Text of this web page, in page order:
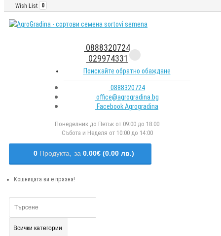
Wish List 0
0888320724
029974331
Поискайте обратно обаждане
0888320724
office@agrogradina.bg
Facebook Agrogradina
Понеделник до Петък от 09:00 до 18:00
Събота и Неделя от 10:00 до 14:00
0 Продукта, за 0.00€ (0.00 лв.)
Кошницата ви е празна!
Всички категории